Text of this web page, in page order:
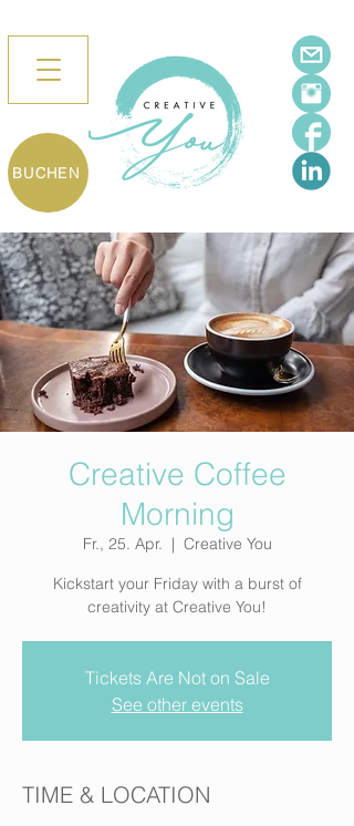
BUCHEN
Creative Coffee
Morning
Fr., 25. Apr.
  |
Creative You
Kickstart your Friday with a burst of
creativity at Creative You!
Tickets Are Not on Sale
See other events
TIME & LOCATION